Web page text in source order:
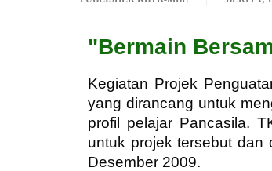
"Bermain
Kegiatan Projek
yang dirancang untuk
profil pelajar Pancasila.
untuk projek tersebut dan
Desember 2009.